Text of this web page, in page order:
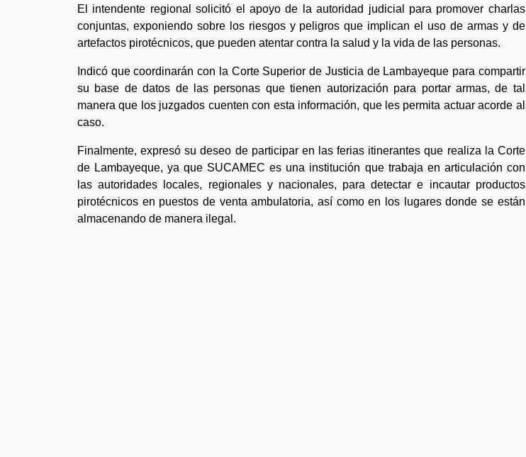
El intendente regional solicitó el apoyo de la autoridad judicial para promover charlas
conjuntas, exponiendo sobre los riesgos y peligros que implican el uso de armas y de
artefactos pirotécnicos, que pueden atentar contra la salud y la vida de las personas.
Indicó que coordinarán con la Corte Superior de Justicia de Lambayeque para compartir
su base de datos de las personas que tienen autorización para portar armas, de tal
manera que los juzgados cuenten con esta información, que les permita actuar acorde al
caso.
Finalmente, expresó su deseo de participar en las ferias itinerantes que realiza la Corte
de Lambayeque, ya que SUCAMEC es una institución que trabaja en articulación con
las autoridades locales, regionales y nacionales, para detectar e incautar productos
pirotécnicos en puestos de venta ambulatoria, así como en los lugares donde se están
almacenando de manera ilegal.